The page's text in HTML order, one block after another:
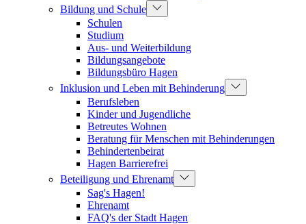
Bildung und Schule
Schulen
Studium
Aus- und Weiterbildung
Bildungsangebote
Bildungsbüro Hagen
Inklusion und Leben mit Behinderung
Berufsleben
Kinder und Jugendliche
Betreutes Wohnen
Beratung für Menschen mit Behinderungen
Behindertenbeirat
Hagen Barrierefrei
Beteiligung und Ehrenamt
Sag's Hagen!
Ehrenamt
FAQ's der Stadt Hagen